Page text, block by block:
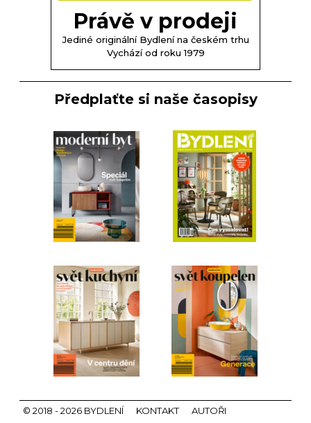
Právě v prodeji
Jediné originální Bydlení na českém trhu
Vychází od roku 1979
Předplaťte si naše časopisy
© 2018 - 2026 BYDLENÍ KONTAKT AUTOŘI